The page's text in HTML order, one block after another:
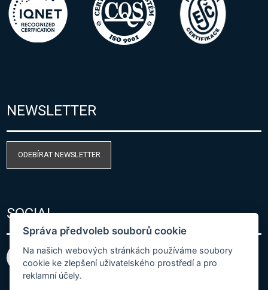
NEWSLETTER
ODEBÍRAT NEWSLETTER
SOCIAL
Správa předvoleb souborů cookie
Na našich webových stránkách používáme soubory
cookie ke zlepšení uživatelského prostředí a pro
reklamní účely.